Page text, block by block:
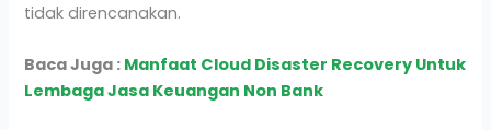
tidak direncanakan.
Baca Juga : Manfaat Cloud Disaster Recovery Untuk
Lembaga Jasa Keuangan Non Bank